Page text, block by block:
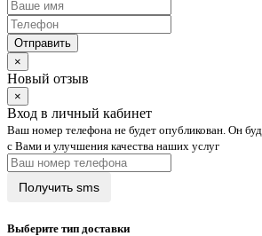
Отправить
×
Новый отзыв
×
Вход в личный кабинет
Ваш номер телефона не будет опубликован. Он
с Вами и улучшения качества наших услуг
Выберите тип доставки